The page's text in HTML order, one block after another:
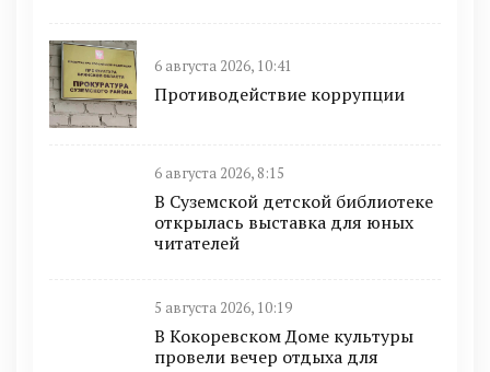
6 августа 2026, 10:41
Противодействие коррупции
6 августа 2026, 8:15
В Суземской детской библиотеке
открылась выставка для юных
читателей
5 августа 2026, 10:19
В Кокоревском Доме культуры
провели вечер отдыха для